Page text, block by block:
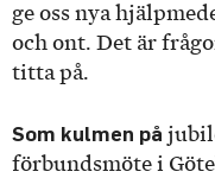
ge oss nya
och ont. Det är
titta på.
Som kulmen på
förbundsmöte i